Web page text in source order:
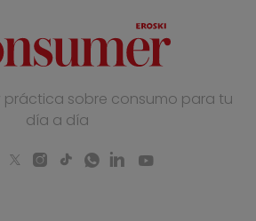
práctica sobre consumo para tu
día a día